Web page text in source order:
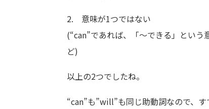
2. 意味が1つではない
(“can”であれば、「～できる」とい
ど)
以上の2つでしたね。
“can”も”will”も同じ助動詞なので、